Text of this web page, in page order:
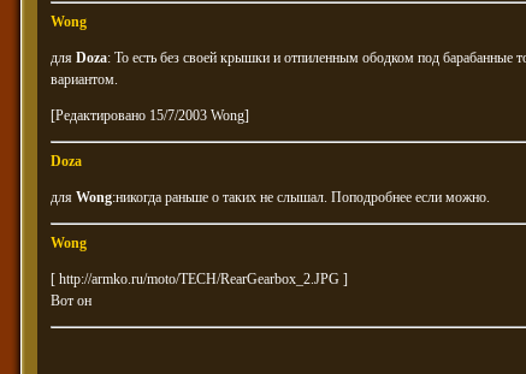
Wong
для Doza: То есть без своей крышки и отпиленным ободком под барабанные
вариантом.
[Редактировано 15/7/2003 Wong]
Doza
для Wong:никогда раньше о таких не слышал. Поподробнее если можно.
Wong
[ http://armko.ru/moto/TECH/RearGearbox_2.JPG ]
Вот он